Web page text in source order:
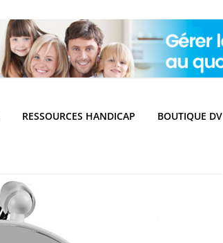
RESSOURCES HANDICAP BOUTIQUE DV